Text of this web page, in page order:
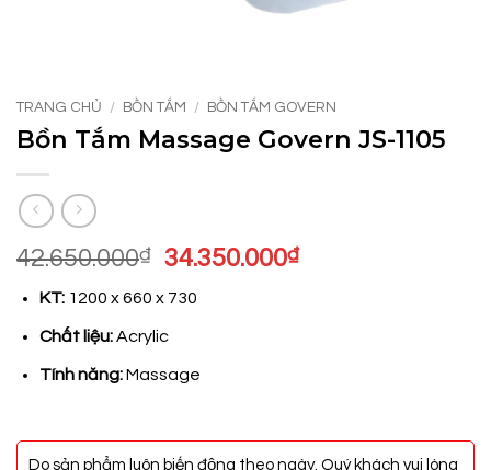
TRANG CHỦ / BỒN TẮM / BỒN TẮM GOVERN
Bồn Tắm Massage Govern JS-1105
42.650.000₫
Giá
là:
42.650.000₫.
34.350.000₫Giá
KT:1200 x 660 x 730
Chất liệu:Acrylic
Tính năng:Massage
Do sản phẩm luôn biến động theo ngày. Quý khách vui lòng